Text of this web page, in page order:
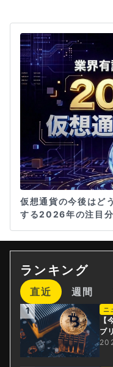
仮想通貨の今後はど
する2026年の注目分
ランキング
直近 週間
1 ニ
ブ
資